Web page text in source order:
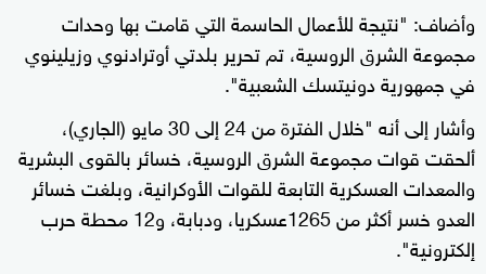
وأضاف: "نتيجة للأعمال الحاسمة التي قامت بها وحدات
مجموعة الشرق الروسية، تم تحرير بلدتي أوترادنوي وزيلينوي
في جمهورية دونيتسك الشعبية".
وأشار إلى أنه "خلال الفترة من 24 إلى 30 مايو (الجاري)،
ألحقت قوات مجموعة الشرق الروسية، خسائر بالقوى البشرية
والمعدات العسكرية التابعة للقوات الأوكرانية، وبلغت خسائر
العدو خسر أكثر من 1265عسكريا، ودبابة، و12 محطة حرب
إلكترونية".